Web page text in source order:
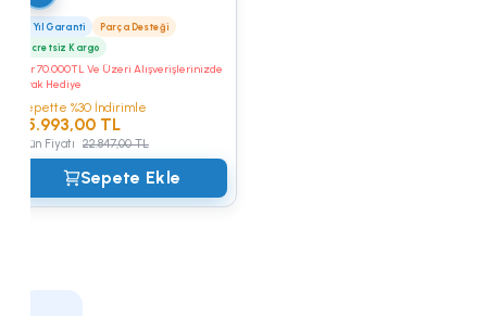
2 Yıl Garanti
Parça Desteği
Ücretsiz Kargo
Her 70.000TL Ve Üzeri Alışverişlerinizde
Yatak Hediye
Sepette %30 İndirimle
15.993,00 TL
Ürün Fiyatı 22.847,00 TL
Sepete Ekle